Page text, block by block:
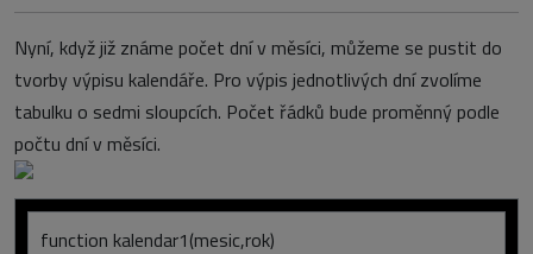
Nyní, když již známe počet dní v měsíci, můžeme se pustit do
tvorby výpisu kalendáře. Pro výpis jednotlivých dní zvolíme
tabulku o sedmi sloupcích. Počet řádků bude proměnný podle
počtu dní v měsíci.
function kalendar1(mesic,rok)